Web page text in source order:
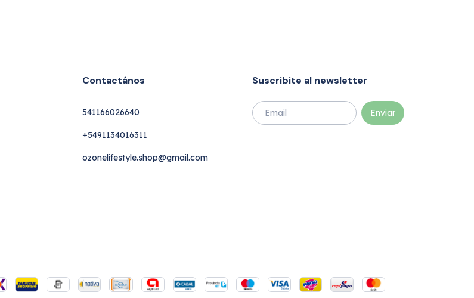
Contactános
541166026640
+5491134016311
ozonelifestyle.shop@gmail.com
Suscribite al newsletter